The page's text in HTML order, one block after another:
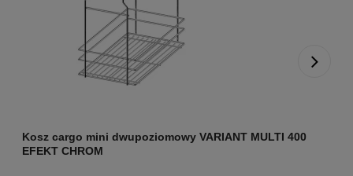
Kosz cargo mini dwupoziomowy VARIANT MULTI 400
EFEKT CHROM